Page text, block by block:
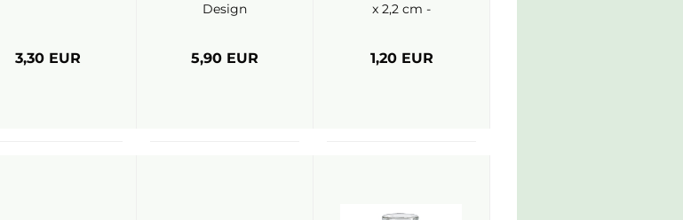
3,30 EUR
Design
5,90 EUR
x 2,2 cm -
1,20 EUR